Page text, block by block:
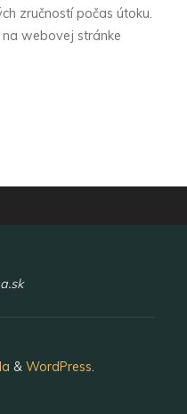
zručností počas útoku.
webovej stránke
& WordPress.